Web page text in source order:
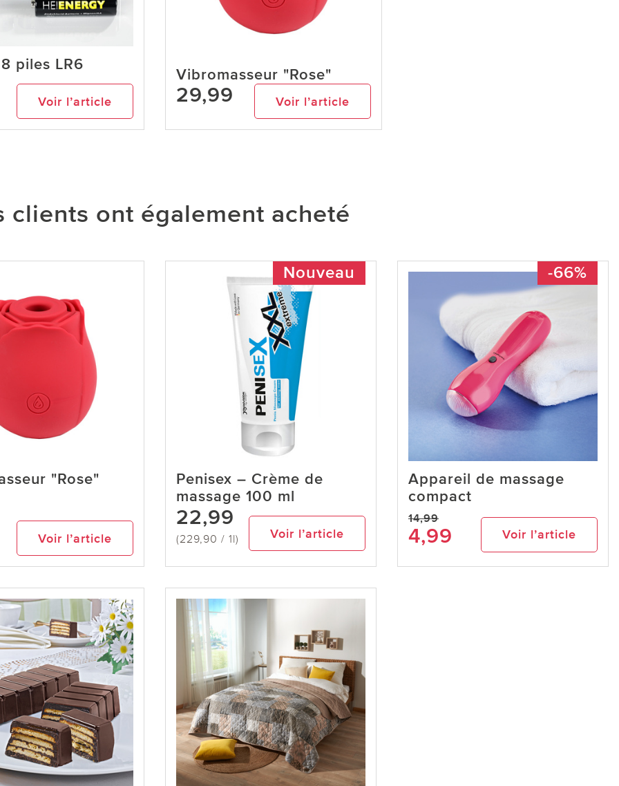
piles LR6
Voir l’article
Vibromasseur "Rose"
29,99 Voir l’article
clients ont également acheté
"Rose"
Voir l’article
Nouveau
Penisex – Crème de
massage 100 ml
22,99
(229,90 / 1l) Voir l’article
-66%
Appareil de massage
compact
14,99
4,99 Voir l’article